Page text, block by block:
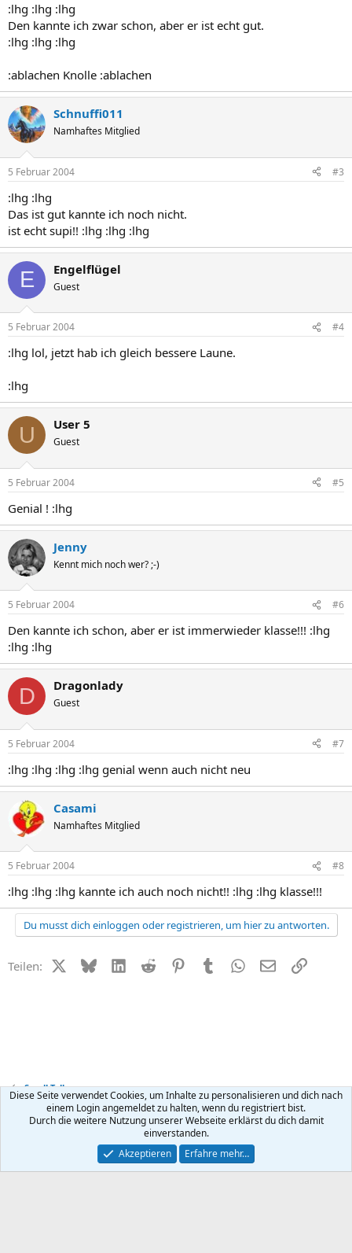
:lhg :lhg :lhg
Den kannte ich zwar schon, aber er ist echt gut.
:lhg :lhg :lhg
:ablachen Knolle :ablachen
Schnuffi011
Namhaftes Mitglied
5 Februar 2004 #3
:lhg :lhg
Das ist gut kannte ich noch nicht.
ist echt supi!! :lhg :lhg :lhg
E Engelflügel
Guest
5 Februar 2004 #4
:lhg lol, jetzt hab ich gleich bessere Laune.
:lhg
U User 5
Guest
5 Februar 2004 #5
Genial ! :lhg
Jenny
Kennt mich noch wer? ;-)
5 Februar 2004 #6
Den kannte ich schon, aber er ist immerwieder klasse!!! :lhg
:lhg :lhg
D Dragonlady
Guest
5 Februar 2004 #7
:lhg :lhg :lhg :lhg genial wenn auch nicht neu
Casami
Namhaftes Mitglied
5 Februar 2004 #8
:lhg :lhg :lhg kannte ich auch noch nicht!! :lhg :lhg klasse!!!
Du musst dich einloggen oder registrieren, um hier zu antworten.
Teilen: X (Twitter)
BlueskyLinkedIn
Reddit PinterestTumblr WhatsApp
E-MailLink
Small Talk
Kontakt Nutzungsbedingungen Datenschutz Hilfe
R
Community platform by XenForo ® © 2010-2026 XenForo Ltd.
Diese Seite verwendet Cookies, um Inhalte zu personalisieren und dich nach
einem Login angemeldet zu halten, wenn du registriert bist.
Durch die weitere Nutzung unserer Webseite erklärst du dich damit
einverstanden.
Akzeptieren
Erfahre mehr…